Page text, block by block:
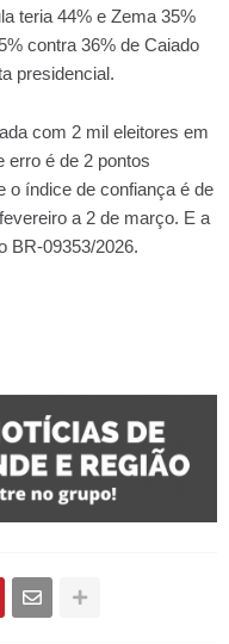
teria 44% e Zema 35%
contra 36% de Caiado
presidencial.
com 2 mil eleitores em
erro é de 2 pontos
o índice de confiança é de
a 2 de março. E a
BR-09353/2026.